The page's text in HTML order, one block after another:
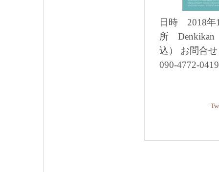
日時 2018年
所 Denkikan
込） お問合
090-4772-0419